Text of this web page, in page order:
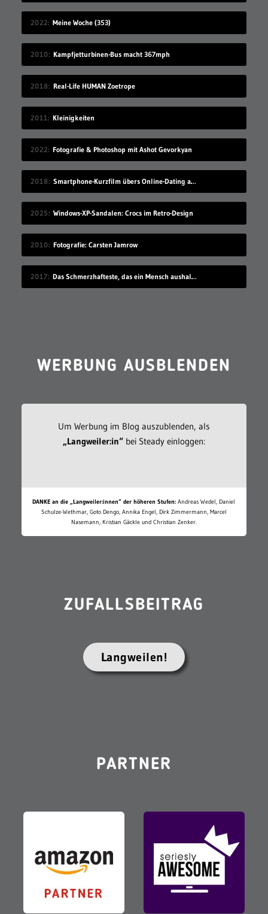
2022 Meine Woche (353)
2010 Kampfjetturbinen-Bus macht 367mph
2018 Real-Life HUMAN Zoetrope
2011 Kleinigkeiten
2022 Fotografie & Photoshop mit Ashot Gevorkyan
2018 Smartphone-Kurzfilm übers Online-Dating auf Zugreise
2025 Windows-XP-Sandalen: Crocs im Retro-Design
2010 Fotografie: Carsten Jamrow
2017 Das Schmerzhafteste, das ein Mensch aushalten kann
WERBUNG AUSBLENDEN
Um Werbung im Blog auszublenden, als
„Langweiler:in“bei Steady einloggen:
DANKE an die „Langweiler:innen“ der höheren Stufen: Andreas Wedel, Daniel
Schulze-Wethmar, Goto Dengo, Annika Engel, Dirk Zimmermann, Marcel
Nasemann, Kristian Gäckle und Christian Zenker.
ZUFALLSBEITRAG
Langweilen!
PARTNER